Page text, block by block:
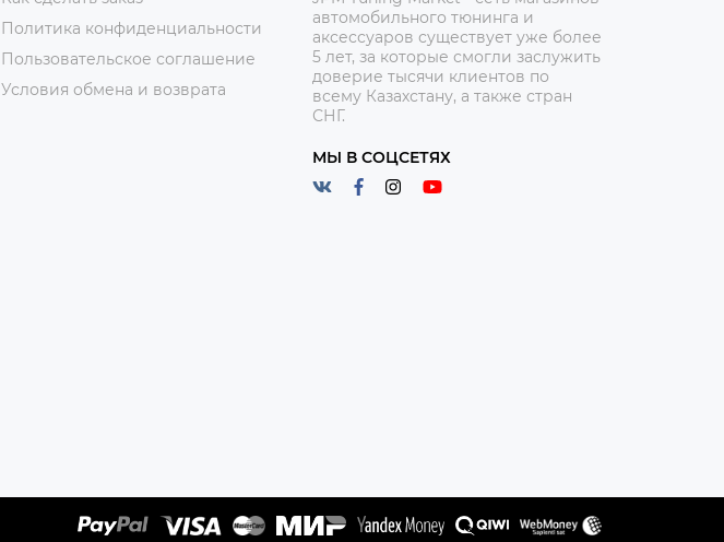
Политика конфиденциальности
Пользовательское соглашение
Условия обмена и возврата
автомобильного тюнинга и
аксессуаров существует уже более
5 лет, за которые смогли заслужить
доверие тысячи клиентов по
всему Казахстану, а также стран
СНГ.
МЫ В СОЦСЕТЯХ